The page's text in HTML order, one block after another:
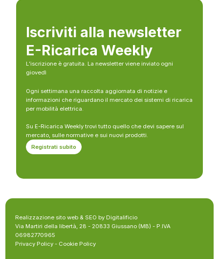
Iscriviti alla newsletter
E-Ricarica Weekly
L’iscrizione è gratuita. La newsletter viene inviato ogni
giovedì
Ogni settimana una raccolta aggiornata di notizie e
informazioni che riguardano il mercato dei sistemi di ricarica
per mobilità elettrica.
Su E-Ricarica Weekly trovi tutto quello che devi sapere sul
mercato, sulle normative e sui nuovi prodotti.
Registrati subito
Realizzazione sito web & SEO by Digitalificio
Via Martiri della libertà, 28 - 20833 Giussano (MB) - P.IVA
06982770965
Privacy Policy - Cookie Policy